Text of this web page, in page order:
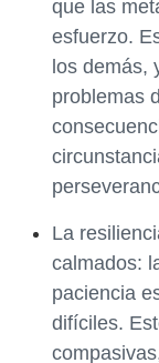
que las
esfuerzo.
los demás,
problemas
La
calmados:
paciencia
difíciles.